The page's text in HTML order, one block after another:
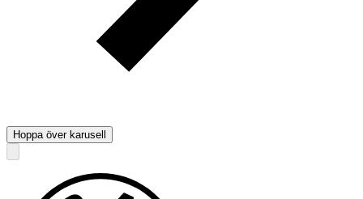
Hoppa över karusell